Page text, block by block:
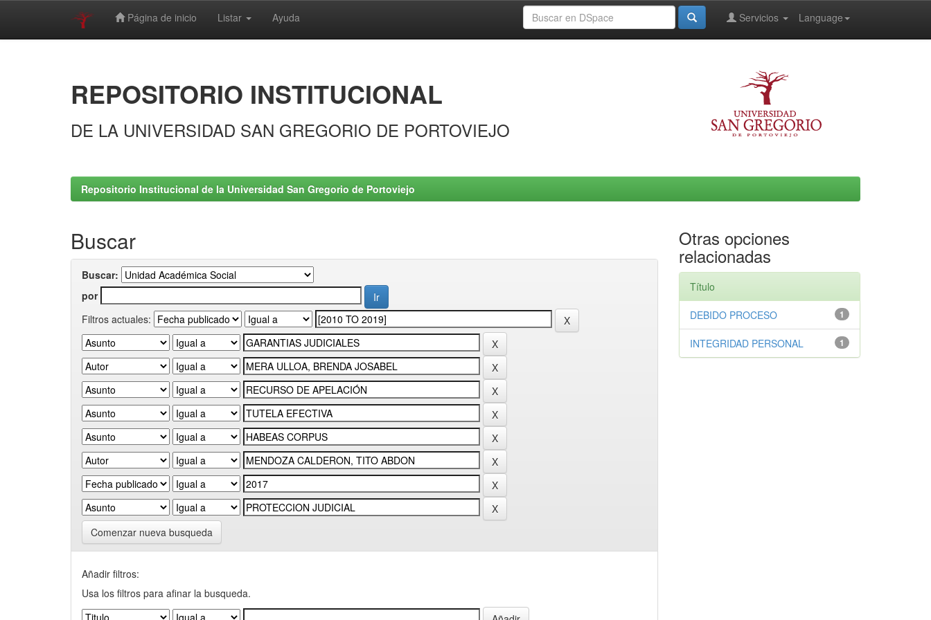
Página de inicio Listar Ayuda Language
Servicios
REPOSITORIO INSTITUCIONAL
DE LA UNIVERSIDAD SAN GREGORIO DE PORTOVIEJO
Repositorio Institucional de la Universidad San Gregorio de Portoviejo
Buscar
Buscar:
por
Filtros actuales:
Comenzar nueva busqueda
Añadir filtros:
Usa los filtros para afinar la busqueda.
Otras opciones
relacionadas
Título
1
DEBIDO PROCESO
1
INTEGRIDAD PERSONAL